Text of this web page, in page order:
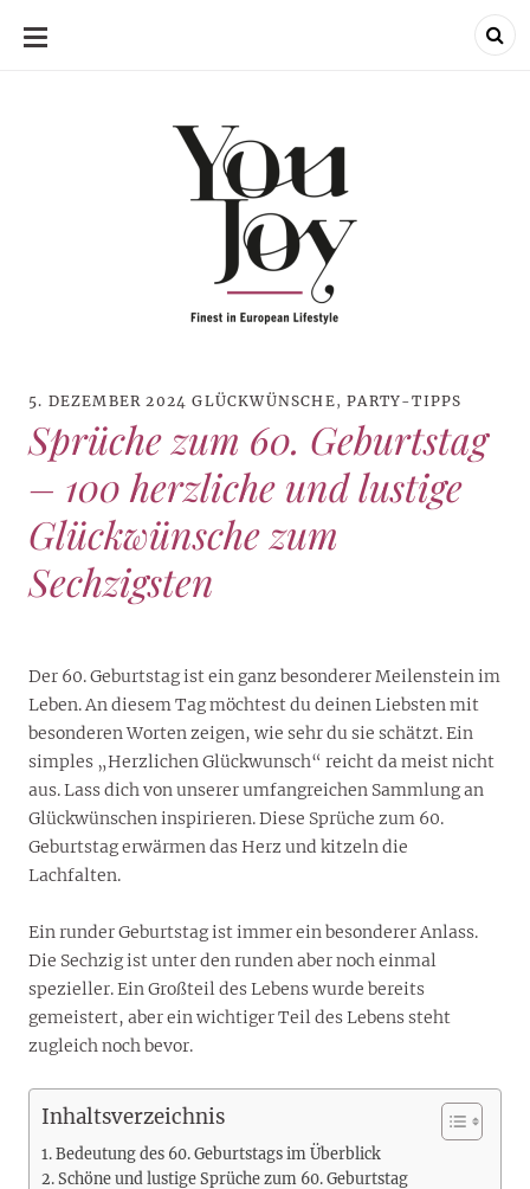
SKIP
5. DEZEMBER 2024 GLÜCKWÜNSCHE,PARTY-TIPPS
Sprüche zum 60. Geburtstag
– 100 herzliche und lustige
Glückwünsche zum
Sechzigsten
Der 60. Geburtstag ist ein ganz besonderer Meilenstein im
Leben. An diesem Tag möchtest du deinen Liebsten mit
besonderen Worten zeigen, wie sehr du sie schätzt. Ein
simples „Herzlichen Glückwunsch“ reicht da meist nicht
aus. Lass dich von unserer umfangreichen Sammlung an
Glückwünschen inspirieren. Diese Sprüche zum 60.
Geburtstag erwärmen das Herz und kitzeln die
Lachfalten.
Ein runder Geburtstag ist immer ein besonderer Anlass.
Die Sechzig ist unter den runden aber noch einmal
spezieller. Ein Großteil des Lebens wurde bereits
gemeistert, aber ein wichtiger Teil des Lebens steht
zugleich noch bevor.
Inhaltsverzeichnis
Bedeutung des 60. Geburtstags im Überblick
Schöne und lustige Sprüche zum 60. Geburtstag